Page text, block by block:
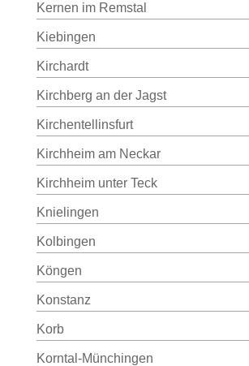
Kernen im Remstal
Kiebingen
Kirchardt
Kirchberg an der Jagst
Kirchentellinsfurt
Kirchheim am Neckar
Kirchheim unter Teck
Knielingen
Kolbingen
Köngen
Konstanz
Korb
Korntal-Münchingen